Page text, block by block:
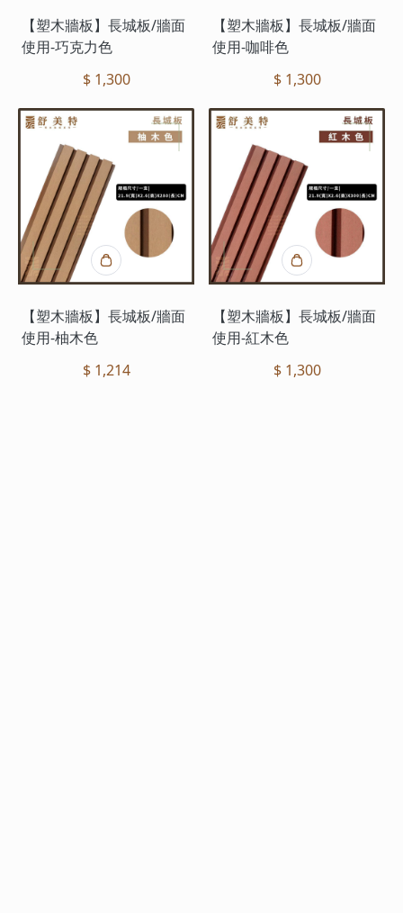
【塑木牆板】長城板/牆面
使用-巧克力色
$ 1,300
【塑木牆板】長城板/牆面
使用-咖啡色
$ 1,300
【塑木牆板】長城板/牆面
使用-柚木色
$ 1,214
【塑木牆板】長城板/牆面
使用-紅木色
$ 1,300